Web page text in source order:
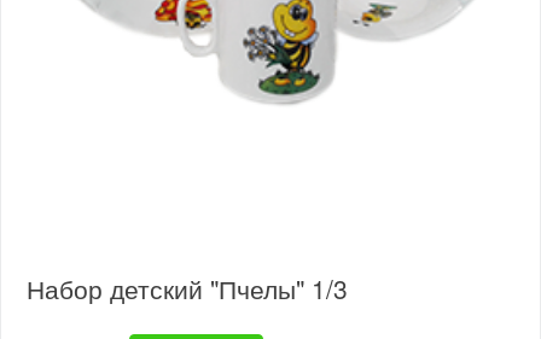
Набор детский "Пчелы" 1/3